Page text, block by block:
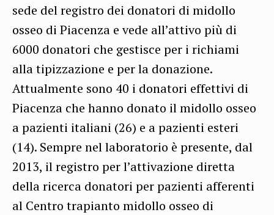
sede del registro dei donatori di midollo
osseo di Piacenza e vede all’attivo più di
6000 donatori che gestisce per i richiami
alla tipizzazione e per la donazione.
Attualmente sono 40 i donatori effettivi di
Piacenza che hanno donato il midollo osseo
a pazienti italiani (26) e a pazienti esteri
(14). Sempre nel laboratorio è presente, dal
2013, il registro per l’attivazione diretta
della ricerca donatori per pazienti afferenti
al Centro trapianto midollo osseo di